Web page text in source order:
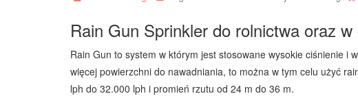
Rain Gun Sprinkler do rolnictwa oraz
Rain Gun to system w którym jest stosowane wysokie ciśnienie i
więcej powierzchni do nawadniania, to można w tym celu użyć
lph do 32.000 lph i promień rzutu od 24 m do 36 m.